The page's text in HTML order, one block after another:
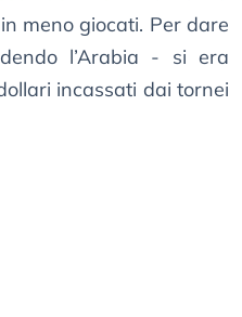
meno giocati. Per dare
l’Arabia - si era
incassati dai tornei